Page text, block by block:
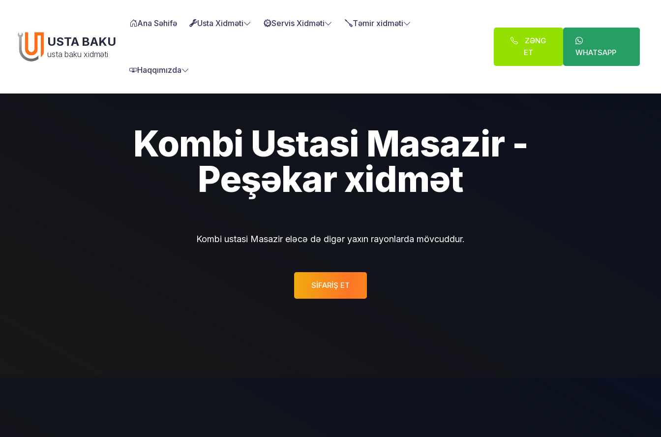
USTA BAKU
usta baku xidməti
Ana Səhifə Usta Xidməti Servis Xidməti Təmir xidməti
Haqqımızda
ZƏNG
ET
WHATSAPP
Kombi Ustasi Masazir -
Peşəkar xidmət
Kombi ustasi Masazir eləcə də digər yaxın rayonlarda mövcuddur.
SIFARIŞ ET